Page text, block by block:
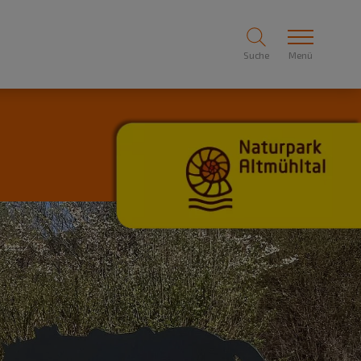
Suche Menü